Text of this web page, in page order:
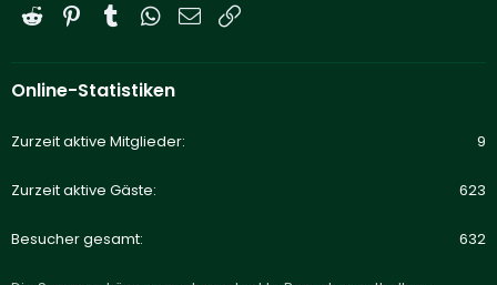
Reddit PinterestTumblrWhatsApp
E-Mail
Online-Statistiken
Zurzeit aktive Mitglieder 9
Zurzeit aktive Gäste 623
Besucher gesamt 632